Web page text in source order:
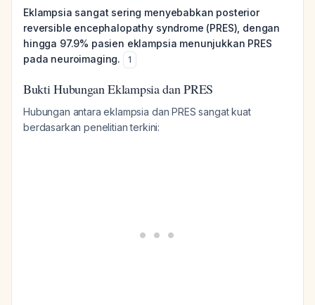
Eklampsia sangat sering menyebabkan posterior
reversible encephalopathy syndrome (PRES), dengan
hingga 97.9% pasien eklampsia menunjukkan PRES
pada neuroimaging.
1
Bukti Hubungan Eklampsia dan PRES
Hubungan antara eklampsia dan PRES sangat kuat
berdasarkan penelitian terkini: